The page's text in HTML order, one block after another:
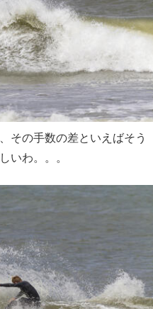
その手数の差といえばそう
いわ。。。